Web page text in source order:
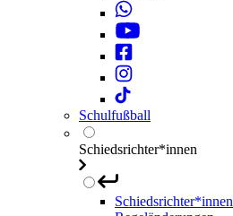
Schulfußball
Schiedsrichter*innen
Schiedsrichter*innen